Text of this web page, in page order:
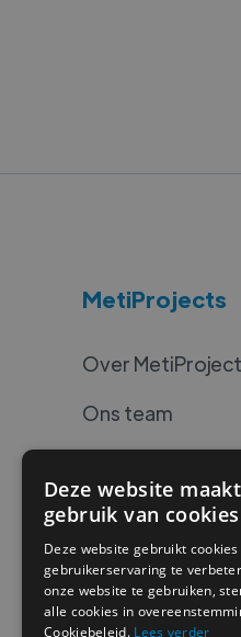
MetiProjects
Over
Ons team
Videozone
+32 2 801 08
Deze website maakt
gebruik van
Deze website gebruikt
gebruikerservaring te
onze website te gebruiken,
alle cookies in
Cookiebeleid. Lees verder